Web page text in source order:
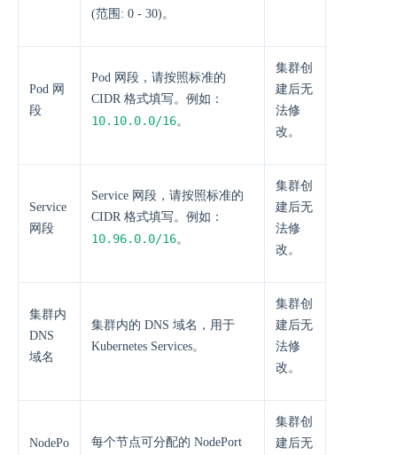
(范围: 0 - 30)。
Pod 网
段
Pod 网段，请按照标准的
CIDR 格式填写。例如：
10.10.0.0/16。
集群创
建后无
法修
改。
Service
网段
Service 网段，请按照标准的
CIDR 格式填写。例如：
10.96.0.0/16。
集群创
建后无
法修
改。
集群内
DNS
域名
集群内的 DNS 域名，用于
Kubernetes Services。
集群创
建后无
法修
改。
NodePo
每个节点可分配的 NodePort
集群创
建后无